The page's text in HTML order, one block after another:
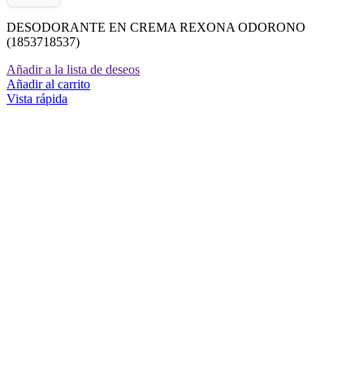
DESODORANTE EN CREMA REXONA ODORONO
(1853718537)
Añadir a la lista de deseos
Añadir al carrito
Vista rápida